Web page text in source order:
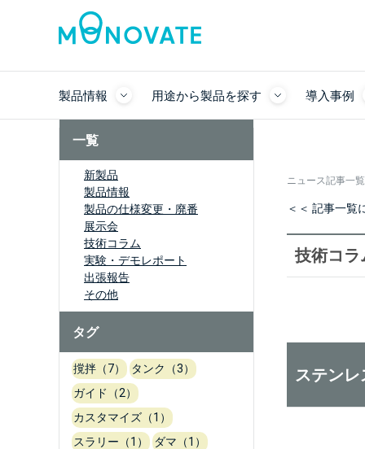
製品情報 用途から製品を探す 導入事例
一覧
新製品
製品情報
製品の仕様変更・廃番
展示会
技術コラム
実験・デモレポート
出張報告
その他
タグ
撹拌（7）
タンク（3）
ガイド（2）
カスタマイズ（1）
スラリー（1）
ダマ（1）
ニュース記事一覧
＜＜ 記事一覧
技術コラ
ステン